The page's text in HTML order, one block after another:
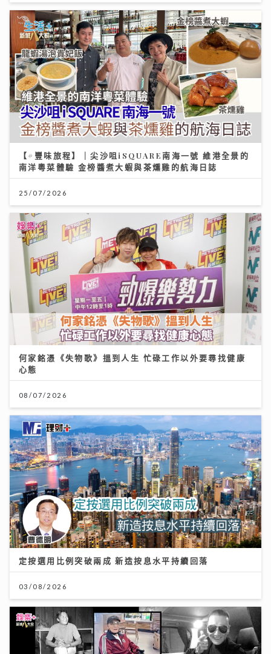
【#豐味旅程】｜尖沙咀iSQUARE南海一號 維港全景的
南洋粵菜體驗 金榜醬煮大蝦與茶燻雞的航海日誌
25/07/2026
何家銘憑《失物歌》搵到人生 忙碌工作以外要尋找健康
心態
08/07/2026
定按選用比例突破兩成 新造按息水平持續回落
03/08/2026